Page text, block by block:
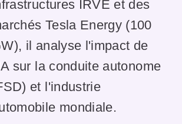
IRVE et des
Tesla Energy (100
il analyse l'impact de
sur la conduite autonome
et l'industrie
mondiale.